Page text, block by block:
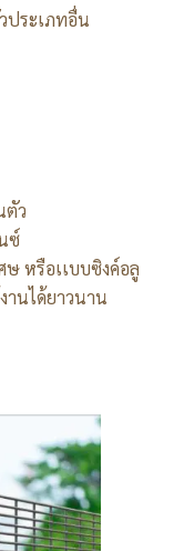
ประเภทอื่น
ตัว
ซ์
หรือเเบบซิงค์อลู
านได้ยาวนาน